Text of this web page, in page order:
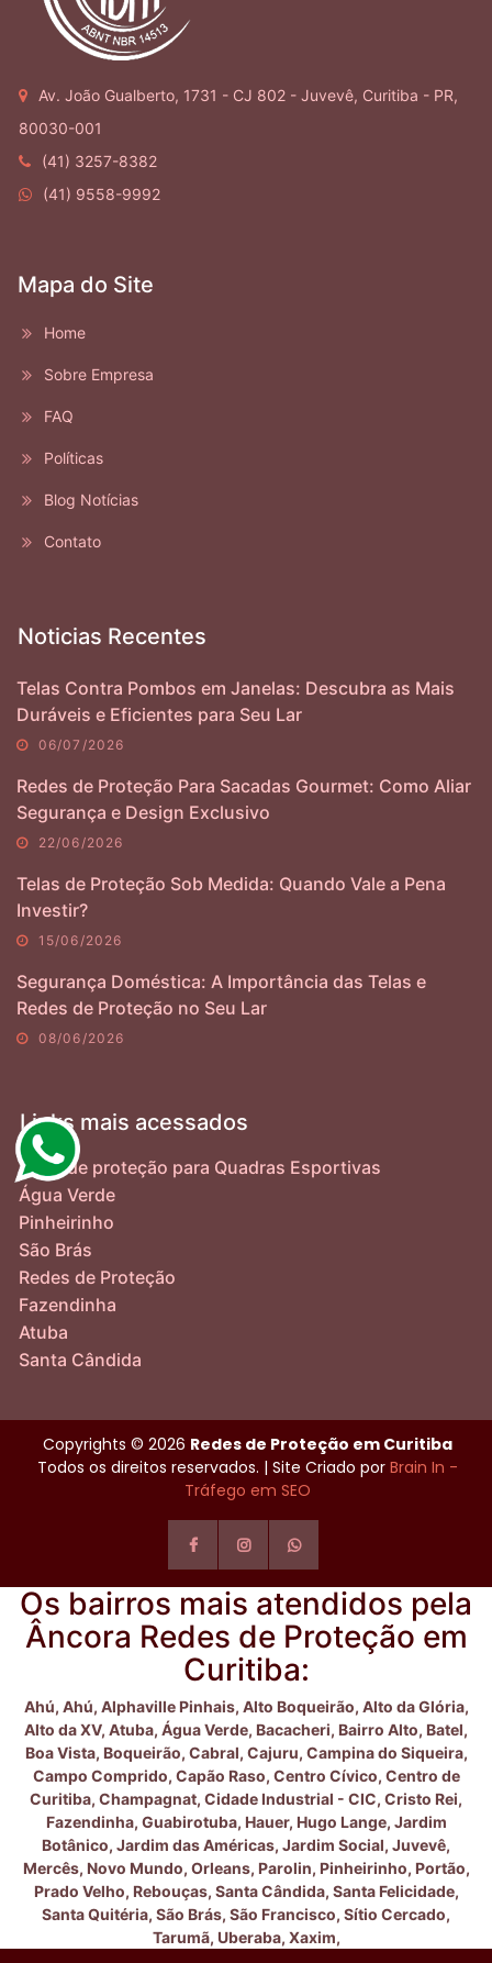
Av. João Gualberto, 1731 - CJ 802 - Juvevê, Curitiba - PR,
80030-001
(41) 3257-8382
(41) 9558-9992
Mapa do Site
Home
Sobre Empresa
FAQ
Políticas
Blog Notícias
Contato
Noticias Recentes
Telas Contra Pombos em Janelas: Descubra as Mais
Duráveis e Eficientes para Seu Lar
06/07/2026
Redes de Proteção Para Sacadas Gourmet: Como Aliar
Segurança e Design Exclusivo
22/06/2026
Telas de Proteção Sob Medida: Quando Vale a Pena
Investir?
15/06/2026
Segurança Doméstica: A Importância das Telas e
Redes de Proteção no Seu Lar
08/06/2026
Links mais acessados
Telas de proteção para Quadras Esportivas
Água Verde
Pinheirinho
São Brás
Redes de Proteção
Fazendinha
Atuba
Santa Cândida
Copyrights © 2026 Redes de Proteção em Curitiba
Todos os direitos reservados. | Site Criado por Brain In -
Tráfego em SEO
Os bairros mais atendidos pela
Âncora Redes de Proteção em
Curitiba:
Ahú, Ahú, Alphaville Pinhais, Alto Boqueirão, Alto da Glória,
Alto da XV, Atuba, Água Verde, Bacacheri, Bairro Alto, Batel,
Boa Vista, Boqueirão, Cabral, Cajuru, Campina do Siqueira,
Campo Comprido, Capão Raso, Centro Cívico, Centro de
Curitiba, Champagnat, Cidade Industrial - CIC, Cristo Rei,
Fazendinha, Guabirotuba, Hauer, Hugo Lange, Jardim
Botânico, Jardim das Américas, Jardim Social, Juvevê,
Mercês, Novo Mundo, Orleans, Parolin, Pinheirinho, Portão,
Prado Velho, Rebouças, Santa Cândida, Santa Felicidade,
Santa Quitéria, São Brás, São Francisco, Sítio Cercado,
Tarumã, Uberaba, Xaxim,